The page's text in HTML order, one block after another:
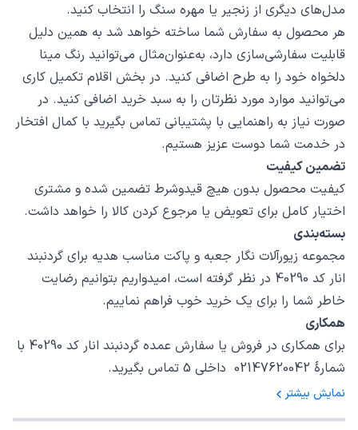
مدل‌های دیگری از زنجیر یا مهره سنگ را انتخاب کنید.
هر محصول به سفارش شما ساخته خواهد شد به همین دلیل
قابلیت سفارشی‌سازی دارد، به‌عنوان‌مثال می‌توانید رنگ مینا
دلخواه خود را به طرح اضافی کنید. در بخش اقلام تکمیل کاری
می‌توانید موارد مورد نظرتان را به سبد خرید اضافی کنید. در
صورت نیاز به راهنمایی با پشتیبانی تماس بگیرید با کمال افتخار
در خدمت شما دوست عزیز هستیم.
تضمین کیفیت
کیفیت محصول بدون هیچ قیدوشرط تضمین شده و مشتری
اختیار کامل برای تعویض یا مرجوع کردن کالا را خواهد داشت.
بسته‌بندی
مجموعه زیورآلات نگار جعبه و پاکت مناسب هدیه برای گردنبند
انار کد 40290 در نظر گرفته است، امیدواریم بتوانیم رضایت
خاطر شما را برای یک خرید خوب فراهم نماییم.
همکاری
برای همکاری در فروش یا سفارش عمده گردنبند انار کد 40290 با
شمارهٔ 02147620042 داخلی 5 تماس بگیرید.
نمایش بیشتر